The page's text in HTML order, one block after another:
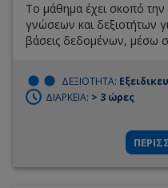
Το μάθημα έχει σκοπό
γνώσεων και δεξιοτήτων
βάσεις δεδομένων, μέσω
ΔΕΞΙΟΤΗΤΑ:
ΔΙΑΡΚΕΙΑ: > 3 ώρες